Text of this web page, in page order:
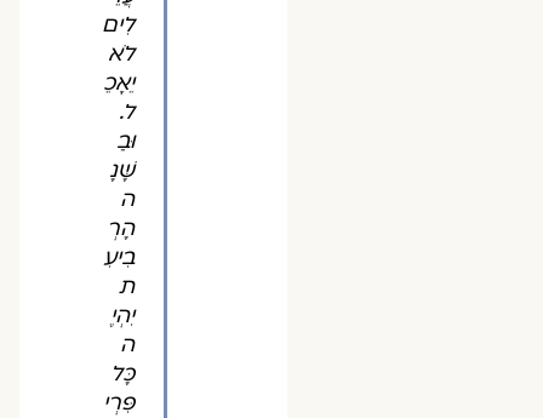
לִים
לֹא
יֵאָכֵ
ל.
וּבַ
שָּׁנָ
ה
הָרְ
בִיעִ
ת
יִהְיֶ
ה
כָּל
פִּרְי